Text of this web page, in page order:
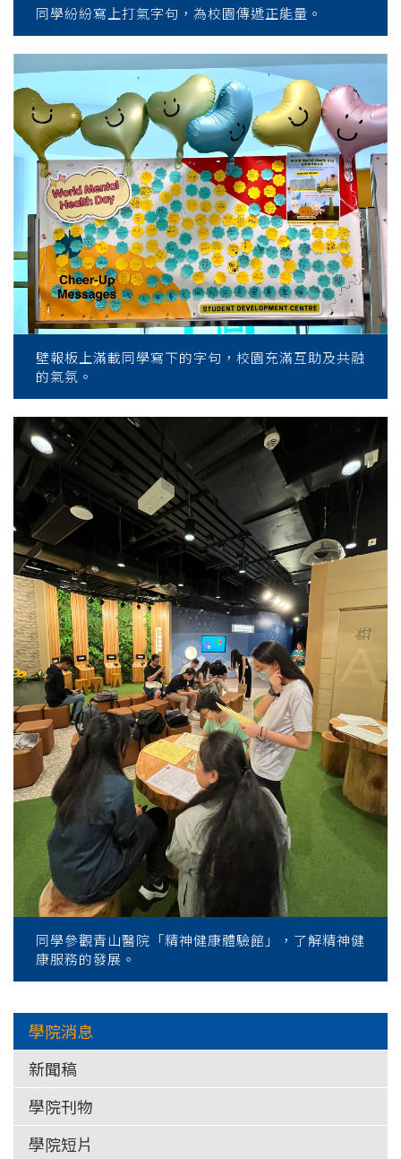
同學紛紛寫上打氣字句，為校園傳遞正能量。
壁報板上滿載同學寫下的字句，校園充滿互助及共融
的氣氛。
同學參觀青山醫院「精神健康體驗館」，了解精神健
康服務的發展。
學院消息
新聞稿
學院刊物
學院短片